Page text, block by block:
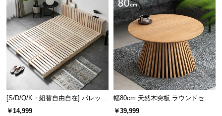
[S/D/Q/K・組替自由自在] パレット
ベッド 8/12/16枚セット
￥14,999
幅80cm 天然木突板 ラウンドセン
ターテーブル 美しい格子デザイン
￥39,999